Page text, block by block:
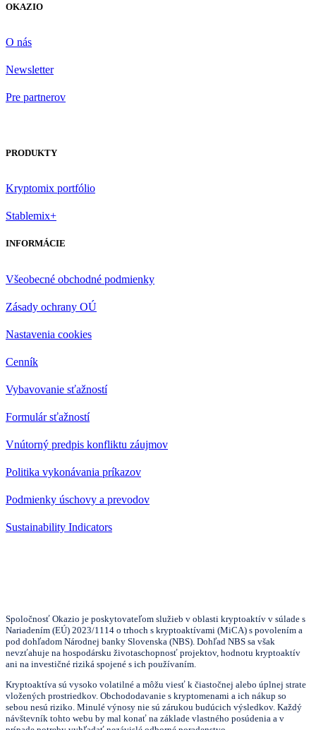
OKAZIO
O nás
Newsletter
Pre partnerov
PRODUKTY
Kryptomix portfólio
Stablemix+
INFORMÁCIE
Všeobecné obchodné podmienky
Zásady ochrany OÚ
Nastavenia cookies
Cenník
Vybavovanie sťažností
Formulár sťažností
Vnútorný predpis konfliktu záujmov
Politika vykonávania príkazov
Podmienky úschovy a prevodov
Sustainability Indicators
Spoločnosť Okazio je poskytovateľom služieb v oblasti kryptoaktív v súlade s
Nariadením (EÚ) 2023/1114 o trhoch s kryptoaktívami (MiCA) s povolením a
pod dohľadom Národnej banky Slovenska (NBS). Dohľad NBS sa však
nevzťahuje na hospodársku životaschopnosť projektov, hodnotu kryptoaktív
ani na investičné riziká spojené s ich používaním.
Kryptoaktíva sú vysoko volatilné a môžu viesť k čiastočnej alebo úplnej strate
vložených prostriedkov. Obchododavanie s kryptomenami a ich nákup so
sebou nesú riziko. Minulé výnosy nie sú zárukou budúcich výsledkov. Každý
návštevník tohto webu by mal konať na základe vlastného posúdenia a v